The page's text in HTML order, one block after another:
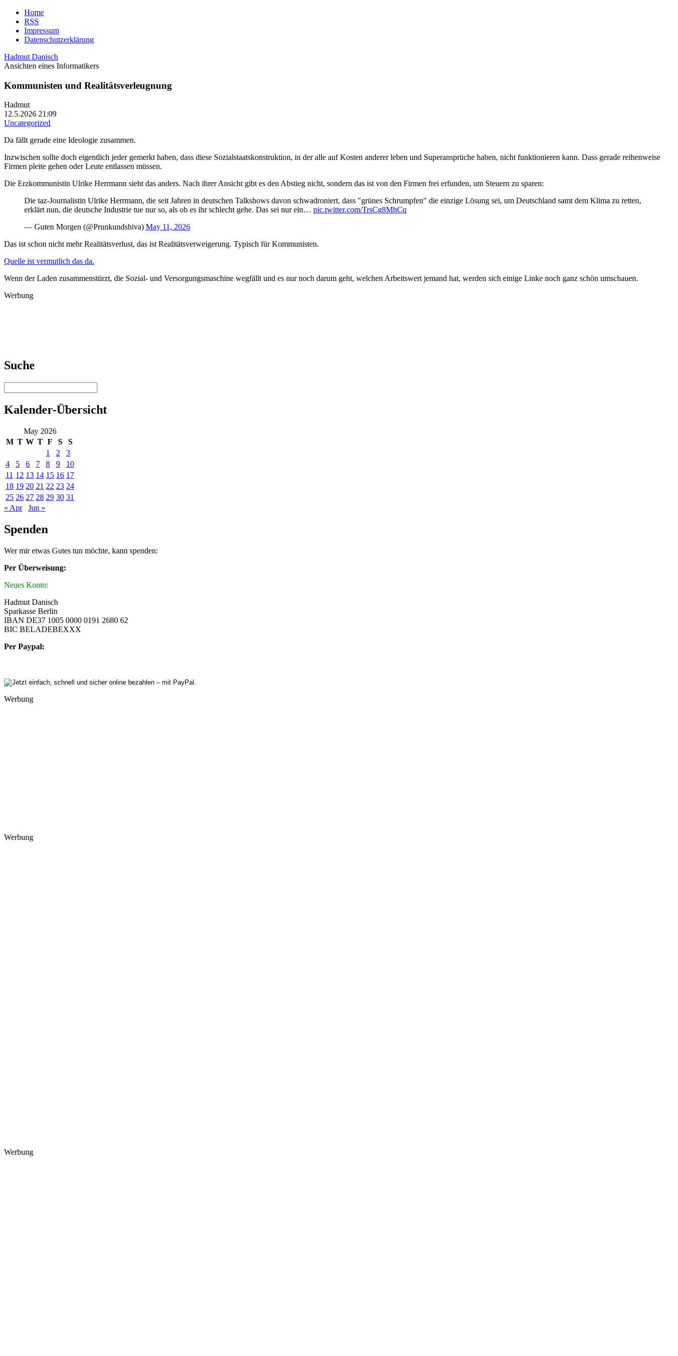
Home
RSS
Impressum
Datenschutzerklärung
Hadmut Danisch
Ansichten eines Informatikers
Kommunisten und Realitätsverleugnung
Hadmut
12.5.2026 21:09
Uncategorized
Da fällt gerade eine Ideologie zusammen.
Inzwischen sollte doch eigentlich jeder gemerkt haben, dass diese Sozialstaatskonstruktion, in der alle auf Kosten anderer leben und Superansprüche haben, nicht funktionieren kann. Dass gerade reihenweise
Firmen pleite gehen oder Leute entlassen müssen.
Die Erzkommunistin Ulrike Herrmann sieht das anders. Nach ihrer Ansicht gibt es den Abstieg nicht, sondern das ist von den Firmen frei erfunden, um Steuern zu sparen:
Die taz-Journalistin Ulrike Herrmann, die seit Jahren in deutschen Talkshows davon schwadroniert, dass "grünes Schrumpfen" die einzige Lösung sei, um Deutschland samt dem Klima zu retten,
erklärt nun, die deutsche Industrie tue nur so, als ob es ihr schlecht gehe. Das sei nur ein… pic.twitter.com/TrsCg8MhCq
— Guten Morgen (@Prunkundshiva) May 11, 2026
Das ist schon nicht mehr Realitätsverlust, das ist Realitätsverweigerung. Typisch für Kommunisten.
Quelle ist vermutlich das da.
Wenn der Laden zusammenstürzt, die Sozial- und Versorgungsmaschine wegfällt und es nur noch darum geht, welchen Arbeitswert jemand hat, werden sich einige Linke noch ganz schön umschauen.
Werbung
Suche
Kalender-Übersicht
May 2026
M T W T F S
S
1
2
3
4
5 6 7 8 9
10
11 12 13 14 15 16 17
18 19 20 21 22 23 24
25 26 27 28 29 30 31
« Apr
Jun »
Spenden
Wer mir etwas Gutes tun möchte, kann spenden:
Per Überweisung:
Neues Konto:
Hadmut Danisch
Sparkasse Berlin
IBAN DE37 1005 0000 0191 2680 62
BIC BELADEBEXXX
Per Paypal:
Werbung
Werbung
Werbung